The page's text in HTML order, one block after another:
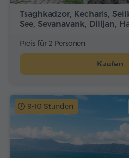
Tsaghkadzor, Kecharis,
See, Sevanavank, Dilijan,
Preis für 2 Personen
Kaufen
9-10 Stunden